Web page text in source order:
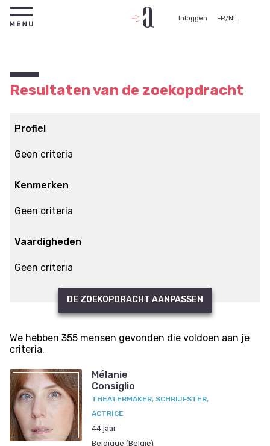
Inloggen FR/NL
Resultaten van de zoekopdracht
Profiel
Geen criteria
Kenmerken
Geen criteria
Vaardigheden
Geen criteria
DE ZOEKOPDRACHT AANPASSEN
We hebben 355 mensen gevonden die voldoen aan je
criteria.
Mélanie
Consiglio
THEATERMAKER, SCHRIJFSTER,
ACTRICE
44 jaar
Belgique (België)